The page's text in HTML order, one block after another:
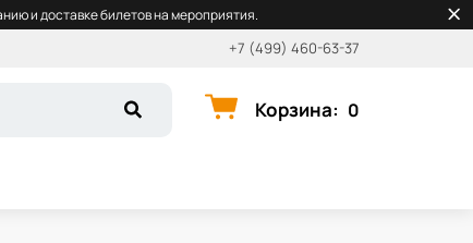
и доставке билетов на мероприятия.
+7 (499) 460-63-37
Корзина: 0